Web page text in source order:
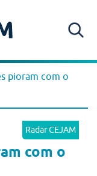
pioram com o
Radar CEJAM
com o